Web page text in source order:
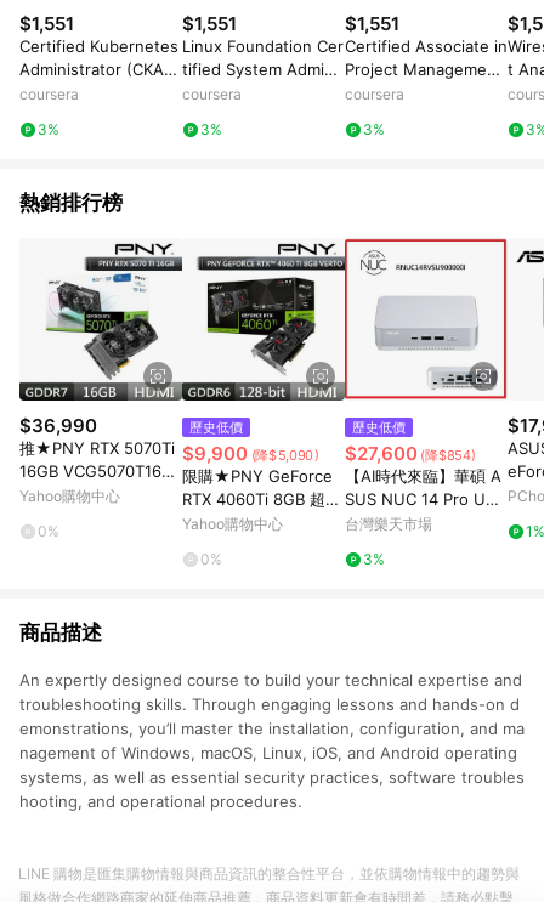
$1,551
Certified Kubernetes
Administrator (CKA):
Unit 3
coursera
3%
$1,551
Linux Foundation Cer
tified System Admini
strator (LFCS): Unit 3
coursera
3%
$1,551
Certified Associate in
Project Management
(CAPM)® Exam: Unit
coursera
3%
t
熱銷排行榜
$36,990
推★PNY RTX 5070Ti
16GB VCG5070T16TF
XPB1-O 顯示卡 RTX 5
Yahoo購物中心
0%
歷史低價
$9,900 (降$5,090)
限購★PNY GeForce
RTX 4060Ti 8GB 超頻
雙風扇 VERTO款 VCG
示卡RTX4060Ti
Yahoo購物中心
0%
歷史低價
$27,600 (降$854)
【AI時代來臨】華碩 A
SUS NUC 14 Pro U9 1
85H 迷你電腦 準系統
憶體,系統選購(RNUC1
台灣樂天市場
3%
B
1%
商品描述
An expertly designed course to build your technical expertise and
troubleshooting skills. Through engaging lessons and hands-on d
emonstrations, you’ll master the installation, configuration, and ma
nagement of Windows, macOS, Linux, iOS, and Android operating
systems, as well as essential security practices, software troubles
hooting, and operational procedures.
LINE 購物是匯集購物情報與商品資訊的整合性平台，並依購物情報中的趨勢與
風格做合作網路商家的延伸商品推薦，商品資料更新會有時間差，請務必點擊